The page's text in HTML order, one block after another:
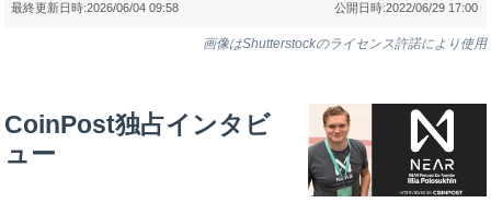
公開日時:2022/06/29 17:00
最終更新日時:2026/06/04 09:58
画像はShutterstockのライセンス許諾により使用
CoinPost独占インタビ
ュー